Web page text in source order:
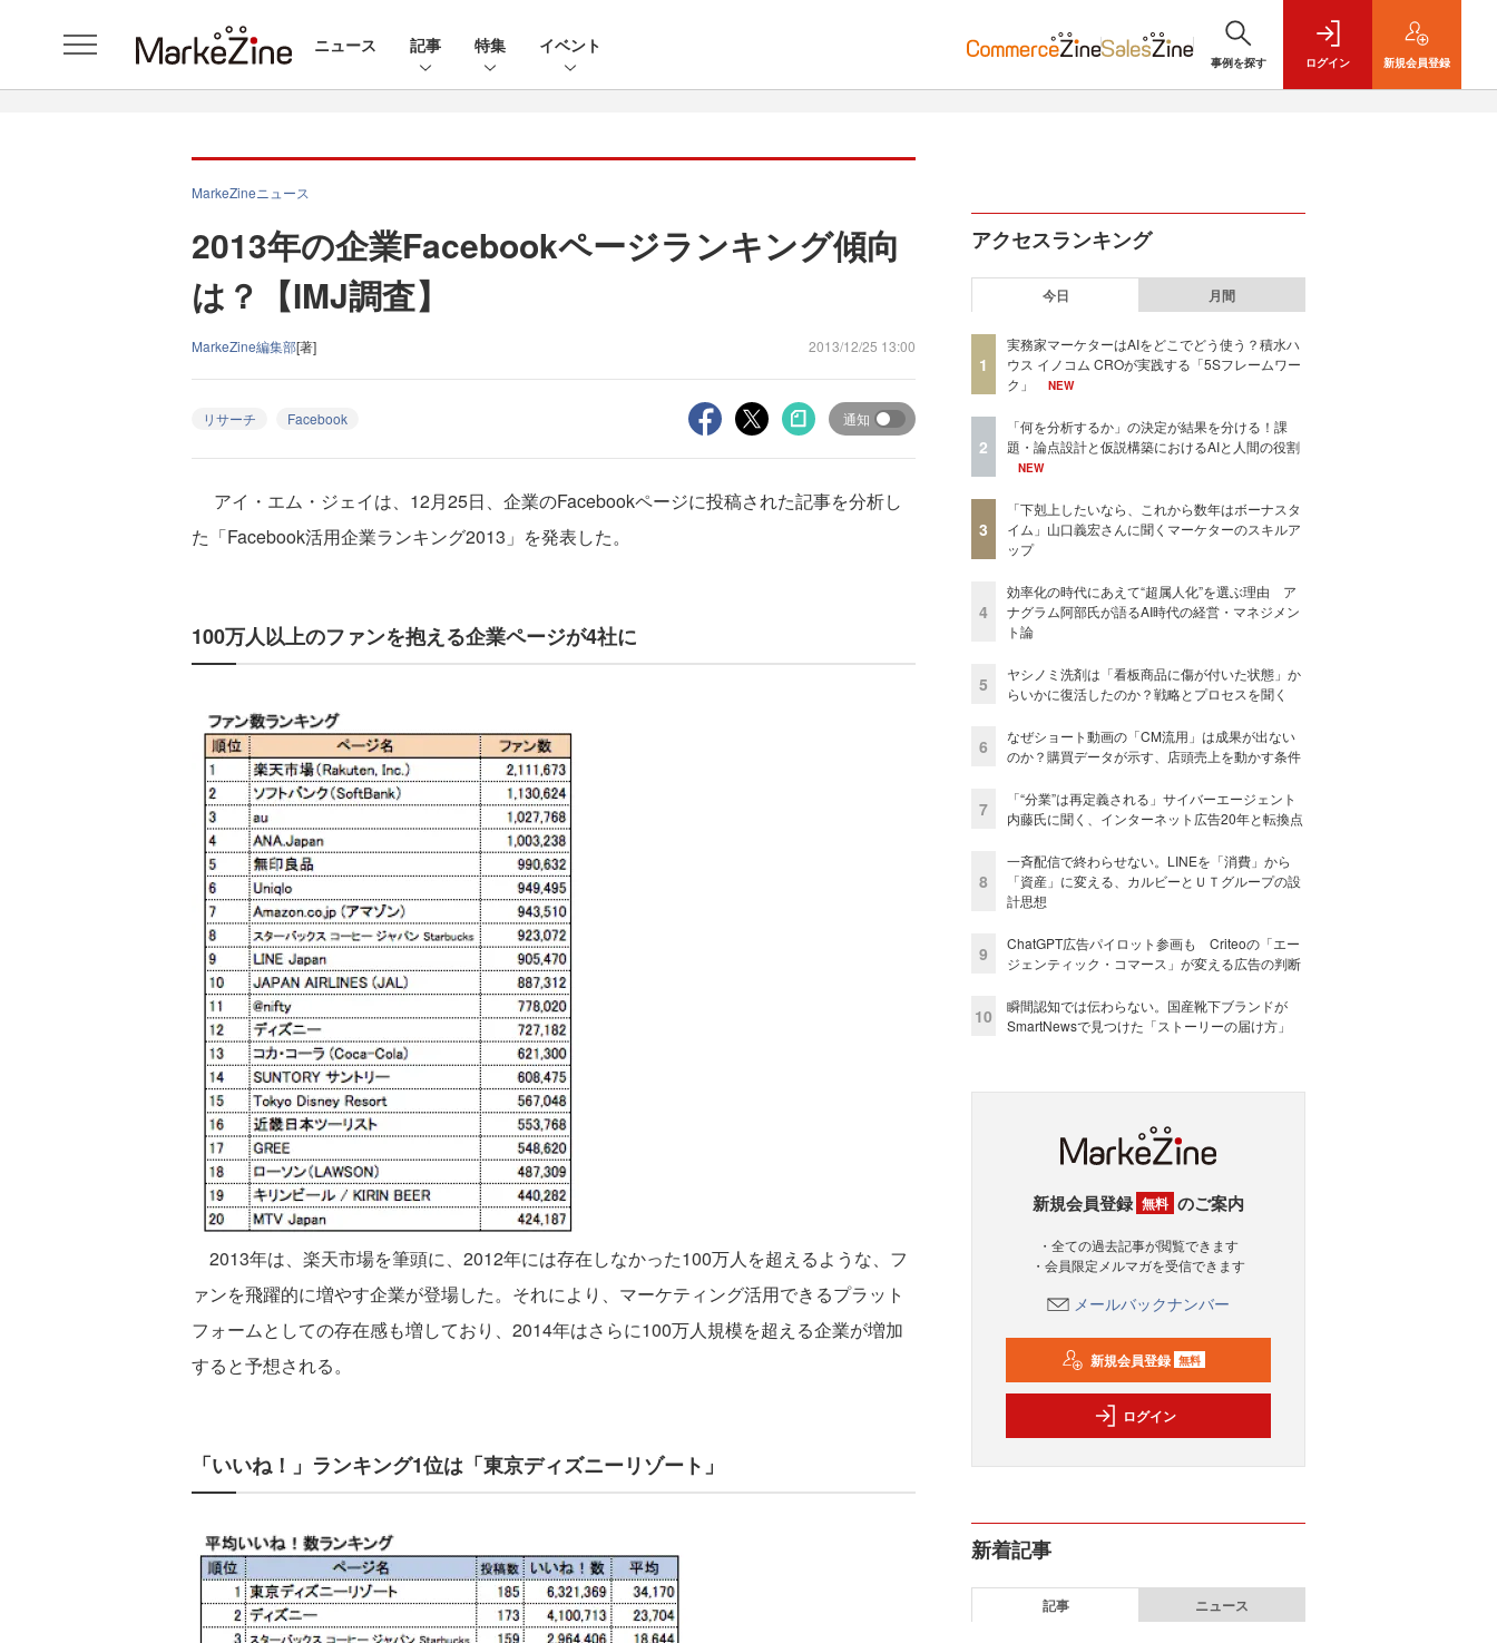
ニュース 記事 特集 イベント
事例を探す ログイン 新規会員登録
MarkeZineニュース
2013年の企業Facebookページランキング傾向
は？【IMJ調査】
MarkeZine編集部[著] 2013/12/25 13:00
リサーチ Facebook 通知
アイ・エム・ジェイは、12月25日、企業のFacebookページに投稿された記事を分析し
た「Facebook活用企業ランキング2013」を発表した。
100万人以上のファンを抱える企業ページが4社に
2013年は、楽天市場を筆頭に、2012年には存在しなかった100万人を超えるような、フ
ァンを飛躍的に増やす企業が登場した。それにより、マーケティング活用できるプラット
フォームとしての存在感も増しており、2014年はさらに100万人規模を超える企業が増加
すると予想される。
「いいね！」ランキング1位は「東京ディズニーリゾート」
アクセスランキング
今日 月間
1
実務家マーケターはAIをどこでどう使う？積水ハ
ウス イノコム CROが実践する「5Sフレームワー
ク」
NEW
2
「何を分析するか」の決定が結果を分ける！課
題・論点設計と仮説構築におけるAIと人間の役割
NEW
3
「下剋上したいなら、これから数年はボーナスタ
イム」山口義宏さんに聞くマーケターのスキルア
ップ
4
効率化の時代にあえて“超属人化”を選ぶ理由 ア
ナグラム阿部氏が語るAI時代の経営・マネジメン
ト論
5
ヤシノミ洗剤は「看板商品に傷が付いた状態」か
らいかに復活したのか？戦略とプロセスを聞く
6
なぜショート動画の「CM流用」は成果が出ない
のか？購買データが示す、店頭売上を動かす条件
7
「“分業”は再定義される」サイバーエージェント
内藤氏に聞く、インターネット広告20年と転換点
8
一斉配信で終わらせない。LINEを「消費」から
「資産」に変える、カルビーとＵＴグループの設
計思想
9
ChatGPT広告パイロット参画も Criteoの「エー
ジェンティック・コマース」が変える広告の判断
10
瞬間認知では伝わらない。国産靴下ブランドが
SmartNewsで見つけた「ストーリーの届け方」
新規会員登録 無料 のご案内
・全ての過去記事が閲覧できます
・会員限定メルマガを受信できます
メールバックナンバー
新規会員登録 無料
ログイン
新着記事
記事 ニュース